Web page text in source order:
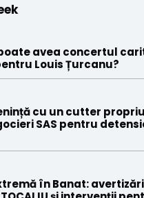
avea concertul
Louis Țurcanu?
cu un cutter
SAS pentru
în Banat: